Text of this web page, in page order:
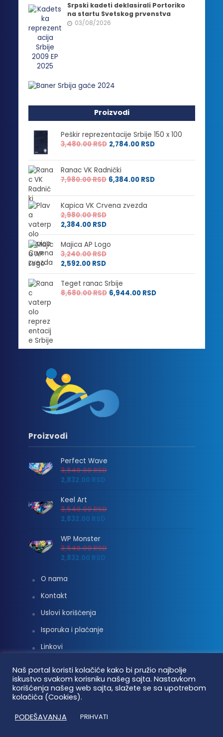
Srpski kadeti deklasirali Portoriko
na startu Svetskog prvenstva
03/08/2026
Proizvodi
Peškir reprezentacije Srbije 150 x 100
3,480.00RSD 2,784.00 RSD
Ranac VK Radnički
7,980.00RSD 6,384.00 RSD
Kapica VK Crvena zvezda
2,980.00RSD
2,384.00 RSD
Majica AP Logo
3,240.00RSD
2,592.00 RSD
Teget ranac Srbije
8,680.00RSD 6,944.00 RSD
Proizvodi
Perfect Wave
3,540.00RSD
2,832.00 RSD
Keel Art
3,540.00RSD
2,832.00 RSD
WP Monster
3,540.00RSD
2,832.00 RSD
O nama
Kontakt
Uslovi korišćenja
Isporuka i plaćanje
Linkovi
Vaterpolo vesti © 2026. Sva prava zadržana.
Naš portal koristi kolačiće kako bi pružio najbolje
iskustvo svakom korisniku našeg sajta. Nastavkom
korišćenja našeg web sajta, slažete se sa upotrebom
kolačića (Cookies).
PODEŠAVANJA
PRIHVATI